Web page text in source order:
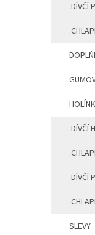
.DÍVČÍ
.DÍVČÍ
.DÍVČÍ
SLEVY